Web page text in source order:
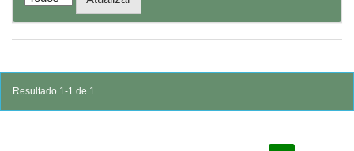
Resultado 1-1 de 1.